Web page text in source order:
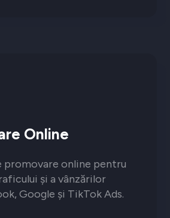
Online
promovare online pentru
și a vânzărilor
Google și TikTok Ads.